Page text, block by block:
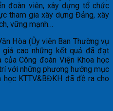
đoàn viên, xây dựng tổ chức
tham gia xây dựng Đảng, xây
vững mạnh…
Hòa (Ủy viên Ban Thường vụ
giá cao những kết quả đã đạt
Công đoàn Viện Khoa học
với những phương hướng mục
KTTV&BĐKH đã đề ra cho